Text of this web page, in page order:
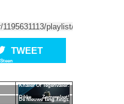
playlist/
TWEET
Knaller Of Tegenvaller:
De Nieuwe Ting Tings
Dikke Zomerplaat!